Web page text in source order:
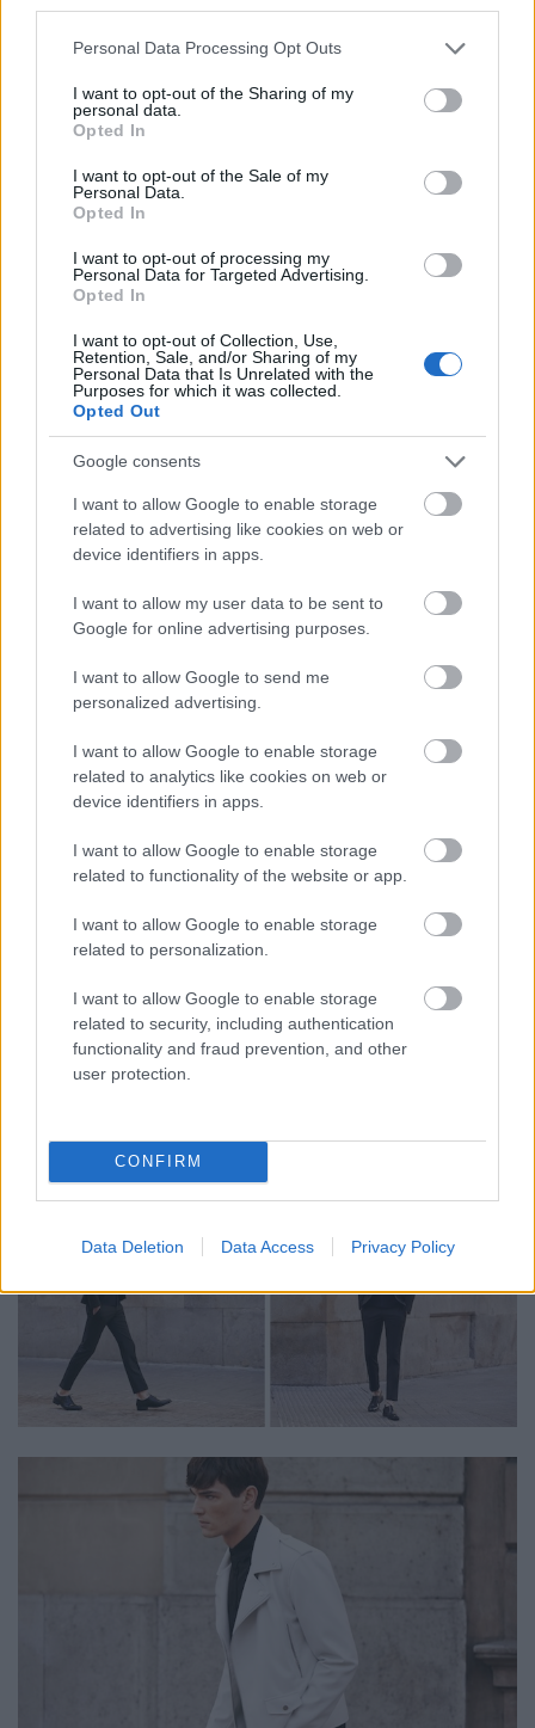
Please note that this website/app uses one or more Google
not limited to your visit or usage behaviour. You may click to
grant or deny consent to Google and its third-party tags to
use your data for below specified purposes in below Google
consent section.
Personal Data Processing Opt Outs
I want to opt-out of the Sharing of my
personal data.
Opted In
I want to opt-out of the Sale of my
Personal Data.
Opted In
I want to opt-out of processing my
Personal Data for Targeted Advertising.
Opted In
I want to opt-out of Collection, Use,
Retention, Sale, and/or Sharing of my
Personal Data that Is Unrelated with the
Purposes for which it was collected.
Opted Out
Google consents
I want to allow Google to enable storage
related to advertising like cookies on web or
device identifiers in apps.
I want to allow my user data to be sent to
Google for online advertising purposes.
I want to allow Google to send me
personalized advertising.
I want to allow Google to enable storage
related to analytics like cookies on web or
device identifiers in apps.
I want to allow Google to enable storage
related to functionality of the website or app.
I want to allow Google to enable storage
related to personalization.
I want to allow Google to enable storage
related to security, including authentication
functionality and fraud prevention, and other
user protection.
CONFIRM
Data Deletion Data Access Privacy Policy